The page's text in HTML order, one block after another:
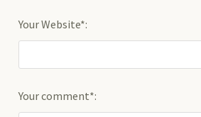
Your Website*:
Your comment*: